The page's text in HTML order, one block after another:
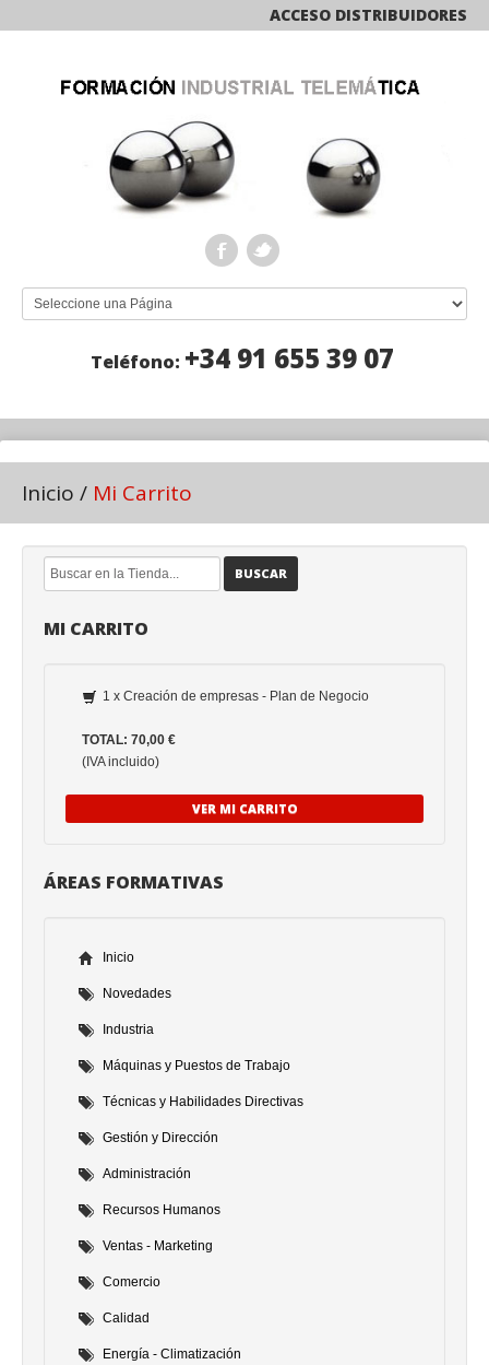
ACCESO DISTRIBUIDORES
Teléfono: +34 91 655 39 07
Inicio / Mi Carrito
BUSCAR
MI CARRITO
1 x Creación de empresas - Plan de Negocio
TOTAL: 70,00 €
(IVA incluido)
VER MI CARRITO
ÁREAS FORMATIVAS
Inicio
Novedades
Industria
Máquinas y Puestos de Trabajo
Técnicas y Habilidades Directivas
Gestión y Dirección
Administración
Recursos Humanos
Ventas - Marketing
Comercio
Calidad
Energía - Climatización